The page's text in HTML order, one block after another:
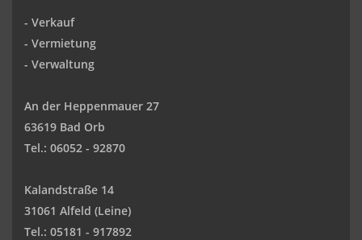
- Verkauf
- Vermietung
- Verwaltung
An der Heppenmauer 27
63619 Bad Orb
Tel.: 06052 - 92870
Kalandstraße 14
31061 Alfeld (Leine)
Tel.: 05181 - 917892